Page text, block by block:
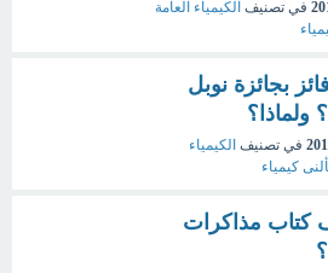
في تصنيف الكيمياء العامة
بجائزة نوبل
ولماذا؟
في تصنيف الكيمياء
كيمياء
كتاب مذاكرات